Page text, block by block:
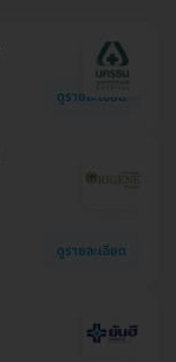
ดูรายละเอียด
ดูรายละเอียด